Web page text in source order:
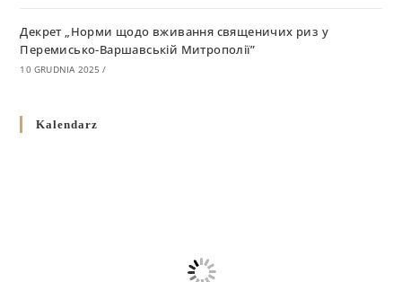
Декрет „Норми щодо вживання священичих риз у
Перемисько-Варшавській Митрополії”
10 GRUDNIA 2025 /
григоріанським календарем
Kalendarz